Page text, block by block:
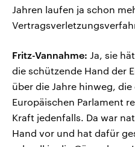
Jahren laufen ja schon
Fritz-Vannahme: Ja, sie
die schützende Hand der
über die Jahre hinweg,
Europäischen Parlament
Kraft jedenfalls. Da war
Hand vor und hat dafür